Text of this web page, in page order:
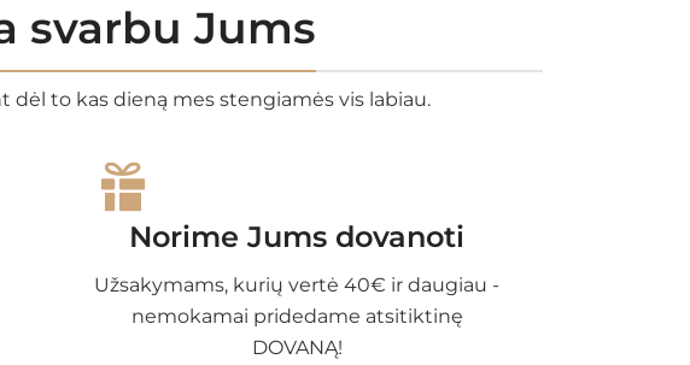
svarbu Jums
dėl to kas dieną mes stengiamės vis labiau.
Norime Jums dovanoti
Užsakymams, kurių vertė 40€ ir daugiau -
nemokamai pridedame atsitiktinę
DOVANĄ!